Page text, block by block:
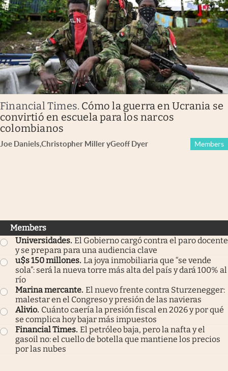
Financial Times. Cómo la guerra en Ucrania se
convirtió en escuela para los narcos
colombianos
Joe Daniels,Christopher MilleryGeoff Dyer Members
Members
Universidades. El Gobierno cargó contra el paro docente
y se prepara para una audiencia clave
u$s 150 millones. La joya inmobiliaria que “se vende
sola”: será la nueva torre más alta del país y dará 100% al
río
Marina mercante. El nuevo frente contra Sturzenegger:
malestar en el Congreso y presión de las navieras
Alivio. Cuánto caería la presión fiscal en 2026 y por qué
se complica hoy bajar más impuestos
Financial Times. El petróleo baja, pero la nafta y el
gasoil no: el cuello de botella que mantiene los precios
por las nubes